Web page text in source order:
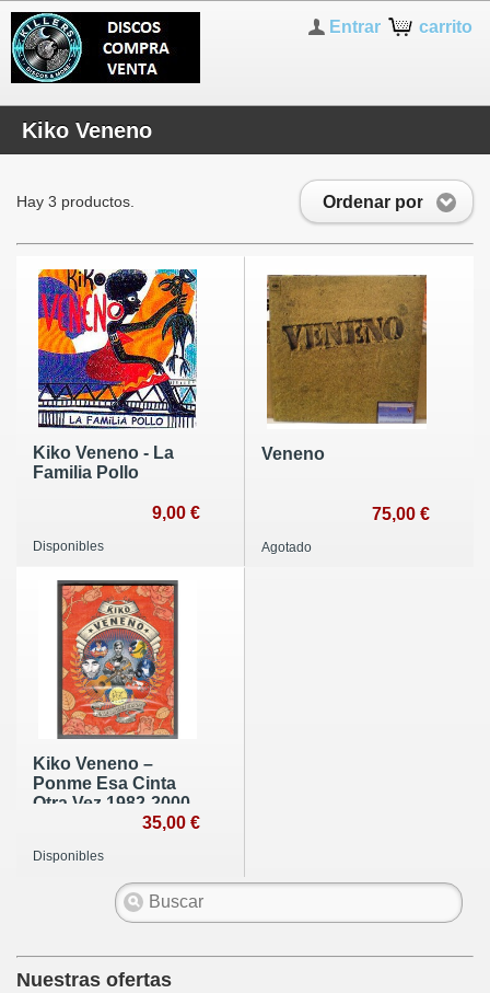
carrito
Entrar
Kiko Veneno
Ordenar por
Hay 3 productos.
Kiko Veneno - La
Familia Pollo
9,00 €
Disponibles
Veneno
75,00 €
Agotado
Kiko Veneno –
Ponme Esa Cinta
Otra Vez 1982-2000
35,00 €
Disponibles
Nuestras ofertas